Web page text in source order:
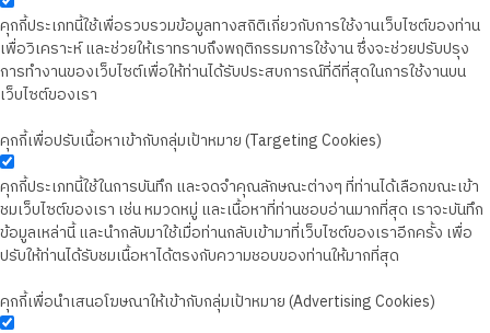
คุกกี้ประเภทนี้ใช้เพื่อรวบรวมข้อมูลทางสถิติเกี่ยวกับการใช้งานเว็บไซต์ของท่าน
เพื่อวิเคราะห์ และช่วยให้เราทราบถึงพฤติกรรมการใช้งาน ซึ่งจะช่วยปรับปรุง
การทำงานของเว็บไซต์เพื่อให้ท่านได้รับประสบการณ์ที่ดีที่สุดในการใช้งานบน
เว็บไซต์ของเรา
คุกกี้เพื่อปรับเนื้อหาเข้ากับกลุ่มเป้าหมาย (Targeting Cookies)
คุกกี้ประเภทนี้ใช้ในการบันทึก และจดจำคุณลักษณะต่างๆ ที่ท่านได้เลือกขณะเข้า
ชมเว็บไซต์ของเรา เช่น หมวดหมู่ และเนื้อหาที่ท่านชอบอ่านมากที่สุด เราจะบันทึก
ข้อมูลเหล่านี้ และนำกลับมาใช้เมื่อท่านกลับเข้ามาที่เว็บไซต์ของเราอีกครั้ง เพื่อ
ปรับให้ท่านได้รับชมเนื้อหาได้ตรงกับความชอบของท่านให้มากที่สุด
คุกกี้เพื่อนำเสนอโฆษณาให้เข้ากับกลุ่มเป้าหมาย (Advertising Cookies)